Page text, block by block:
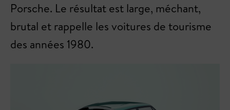
Porsche. Le résultat est large, méchant,
brutal et rappelle les voitures de tourisme
des années 1980.